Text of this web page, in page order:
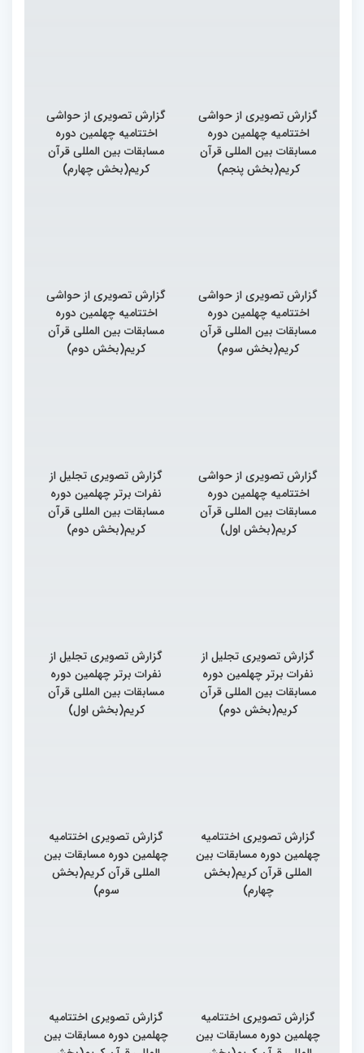
گزارش تصویری از حواشی
اختتامیه چهلمین دوره
مسابقات بین المللی قرآن
کریم(بخش پنجم)
گزارش تصویری از حواشی
اختتامیه چهلمین دوره
مسابقات بین المللی قرآن
کریم(بخش چهارم)
گزارش تصویری از حواشی
اختتامیه چهلمین دوره
مسابقات بین المللی قرآن
کریم(بخش سوم)
گزارش تصویری از حواشی
اختتامیه چهلمین دوره
مسابقات بین المللی قرآن
کریم(بخش دوم)
گزارش تصویری از حواشی
اختتامیه چهلمین دوره
مسابقات بین المللی قرآن
کریم(بخش اول)
گزارش تصویری تجلیل از
نفرات برتر چهلمین دوره
مسابقات بین المللی قرآن
کریم(بخش دوم)
گزارش تصویری تجلیل از
نفرات برتر چهلمین دوره
مسابقات بین المللی قرآن
کریم(بخش دوم)
گزارش تصویری تجلیل از
نفرات برتر چهلمین دوره
مسابقات بین المللی قرآن
کریم(بخش اول)
گزارش تصویری اختتامیه
چهلمین دوره مسابقات بین
المللی قرآن کریم(بخش
چهارم)
گزارش تصویری اختتامیه
چهلمین دوره مسابقات بین
المللی قرآن کریم(بخش
سوم)
گزارش تصویری اختتامیه
چهلمین دوره مسابقات بین
گزارش تصویری اختتامیه
چهلمین دوره مسابقات بین